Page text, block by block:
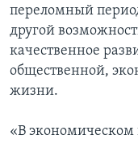
переломный
другой
качественное
общественной,
жизни.
«В экономическом